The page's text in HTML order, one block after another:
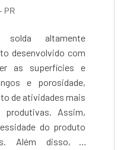
PR
altamente
desenvolvido com
as superfícies e
e porosidade,
de atividades mais
Assim,
do produto
Além disso, é